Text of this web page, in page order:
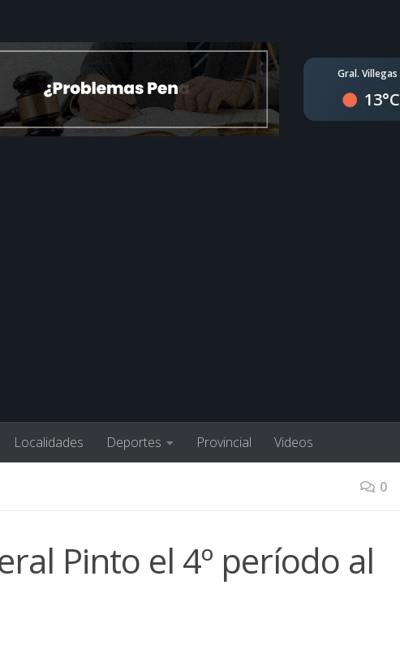
Gral. Villegas
13°C
Localidades Deportes Provincial Videos
0
Pinto el 4º período al